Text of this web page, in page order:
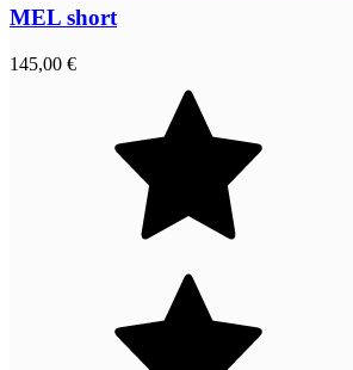
MEL short
145,00 €